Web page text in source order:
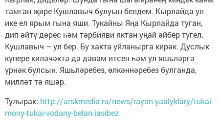
тамган җире Кушлавыч булуын белдем. Кырлайда ул
ике ел ярым гына яши. Тукайны Яңа Кырлайда туган,
дип әйтү дөрес һәм тәрбияви яктан уңай әйбер түгел.
Кушлавыч – ул бер. Бу хакта уйланырга кирәк. Дуслык
күпере киләчәктә дә дәвам итсен һәм ул яшьләргә
үрнәк булсын. Яшьләребез, өлкәннәребез булганда,
милләт тә яшәр.
Тулырак: http://arskmedia.ru/news/rayon-yaalyklary/tukai-
mony-tukai-vodany-belan-iasibez